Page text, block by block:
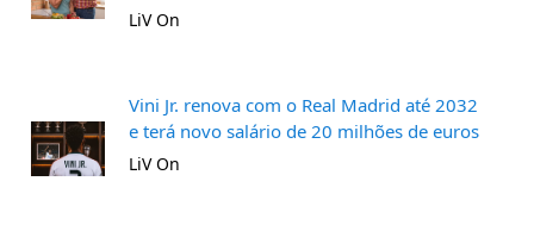
LiV On
Vini Jr. renova com o Real Madrid até 2032
e terá novo salário de 20 milhões de euros
LiV On